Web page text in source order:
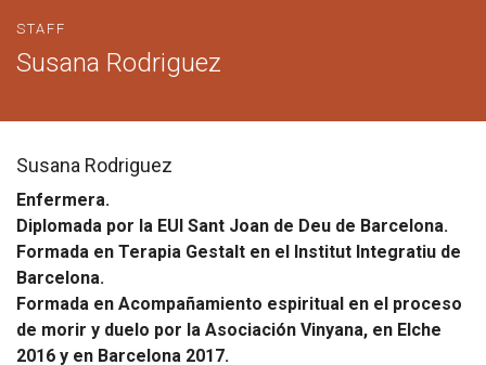
Conócenos
Junta Directiva
Presidencia de Honor
Docentes
Socios de Número
Socios Colaboradores
STAFF
Susana Rodriguez
Susana Rodriguez
Enfermera.
Diplomada por la EUI Sant Joan de Deu de Barcelona.
Formada en Terapia Gestalt en el Institut Integratiu de
Barcelona.
Formada en Acompañamiento espiritual en el proceso
de morir y duelo por la Asociación Vinyana, en Elche
2016 y en Barcelona 2017.